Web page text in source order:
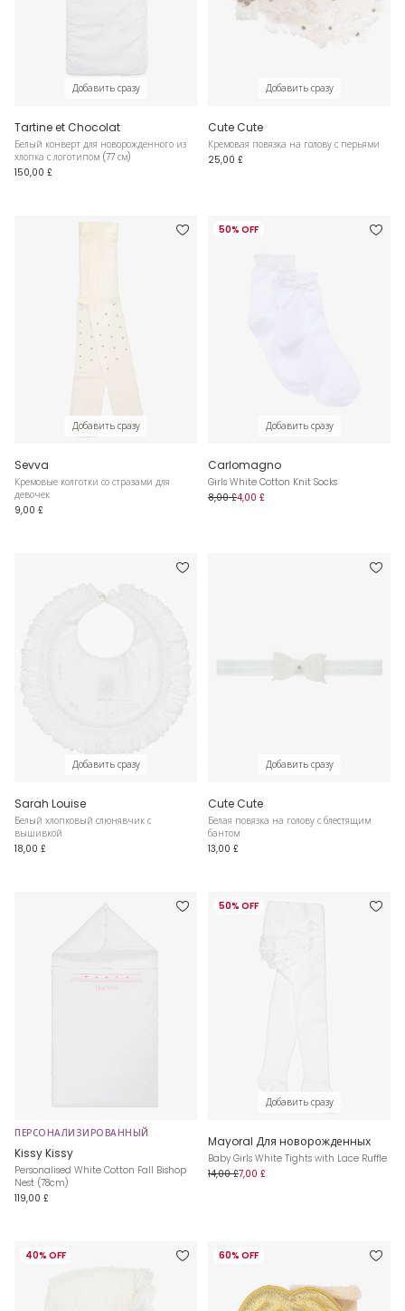
Добавить сразу
Tartine et Chocolat
Белый конверт для новорожденного из
хлопка с логотипом (77 см)
150,00 £
Добавить сразу
Cute Cute
Кремовая повязка на голову с перьями
25,00 £
Добавить сразу
Sevva
Кремовые колготки со стразами для
девочек
9,00 £
50% OFF
Добавить сразу
Carlomagno
Girls White Cotton Knit Socks
8,00 £4,00 £
Добавить сразу
Sarah Louise
Белый хлопковый слюнявчик с
вышивкой
18,00 £
Добавить сразу
Cute Cute
Белая повязка на голову с блестящим
бантом
13,00 £
ПЕРСОНАЛИЗИРОВАННЫЙ
Kissy Kissy
Personalised White Cotton Fall Bishop
Nest (78cm)
119,00 £
50% OFF
Добавить сразу
Mayoral Для новорожденных
Baby Girls White Tights with Lace Ruffle
14,00 £7,00 £
40% OFF 60% OFF